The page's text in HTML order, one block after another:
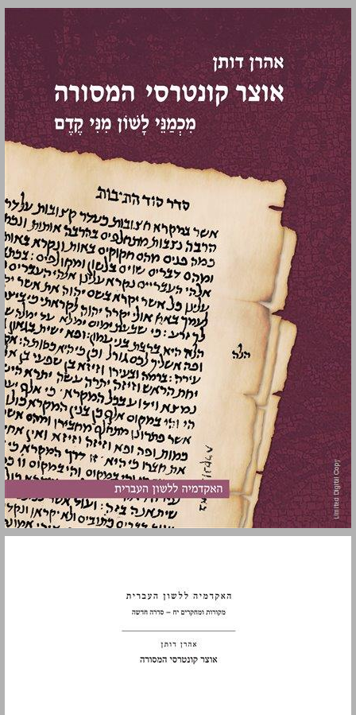
אוצר קונטרסי המסורה: מִכְמַנֵּי לָשׁוֹן מִנִּי קֶדֶם ... 0
המבוא ... 1